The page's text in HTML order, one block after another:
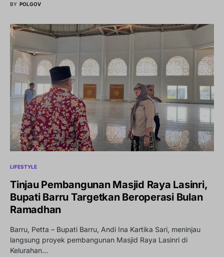
BY POLGOV
LIFESTYLE
Tinjau Pembangunan Masjid Raya Lasinri,
Bupati Barru Targetkan Beroperasi Bulan
Ramadhan
Barru, Petta – Bupati Barru, Andi Ina Kartika Sari, meninjau
langsung proyek pembangunan Masjid Raya Lasinri di
Kelurahan…